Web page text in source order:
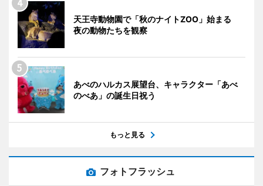
天王寺動物園で「秋のナイトZOO」始まる
夜の動物たちを観察
あべのハルカス展望台、キャラクター「あべ
のべあ」の誕生日祝う
もっと見る
フォトフラッシュ